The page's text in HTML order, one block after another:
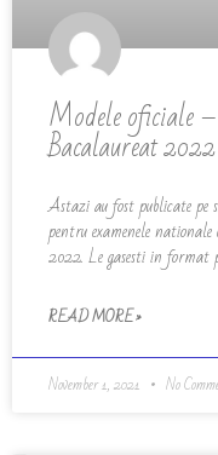
Modele oficiale
Bacalaureat 2022
Astazi au fost publicate pe
pentru examenele
2022. Le gasesti in
READ MORE »
November 1, 2021 No